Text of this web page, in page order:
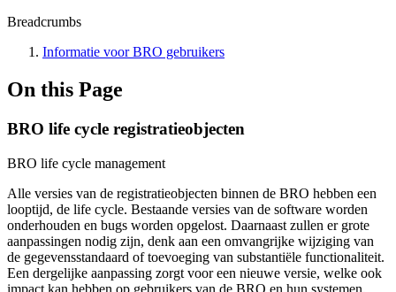
Breadcrumbs
Informatie voor BRO gebruikers
On this Page
BRO life cycle registratieobjecten
BRO life cycle management
Alle versies van de registratieobjecten binnen de BRO hebben een
looptijd, de life cycle. Bestaande versies van de software worden
onderhouden en bugs worden opgelost. Daarnaast zullen er grote
aanpassingen nodig zijn, denk aan een omvangrijke wijziging van
de gegevensstandaard of toevoeging van substantiële functionaliteit.
Een dergelijke aanpassing zorgt voor een nieuwe versie, welke ook
impact kan hebben op gebruikers van de BRO en hun systemen.